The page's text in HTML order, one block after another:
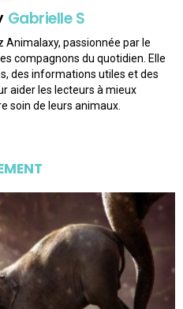
Gabrielle S
Animalaxy, passionnée par le
compagnons du quotidien. Elle
des informations utiles et des
aider les lecteurs à mieux
soin de leurs animaux.